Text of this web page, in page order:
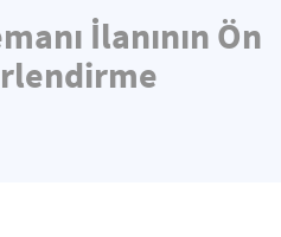
İlanının Ön